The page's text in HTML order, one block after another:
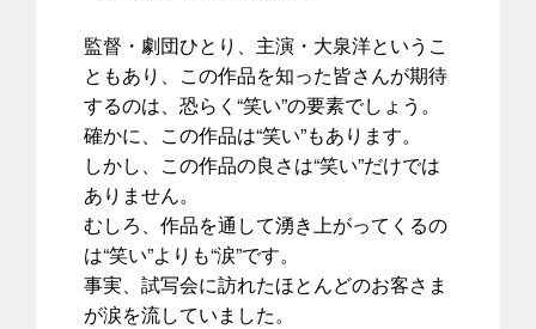
監督・劇団ひとり、主演・大泉洋というこ
ともあり、この作品を知った皆さんが期待
するのは、恐らく“笑い”の要素でしょう。
確かに、この作品は“笑い”もあります。
しかし、この作品の良さは“笑い”だけでは
ありません。
むしろ、作品を通して湧き上がってくるの
は“笑い”よりも“涙”です。
事実、試写会に訪れたほとんどのお客さま
が涙を流していました。